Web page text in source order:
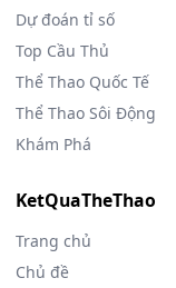
Dự đoán tỉ số
Top Cầu Thủ
Thể Thao Quốc Tế
Thể Thao Sôi Động
Khám Phá
KetQuaTheThao
Trang chủ
Chủ đề